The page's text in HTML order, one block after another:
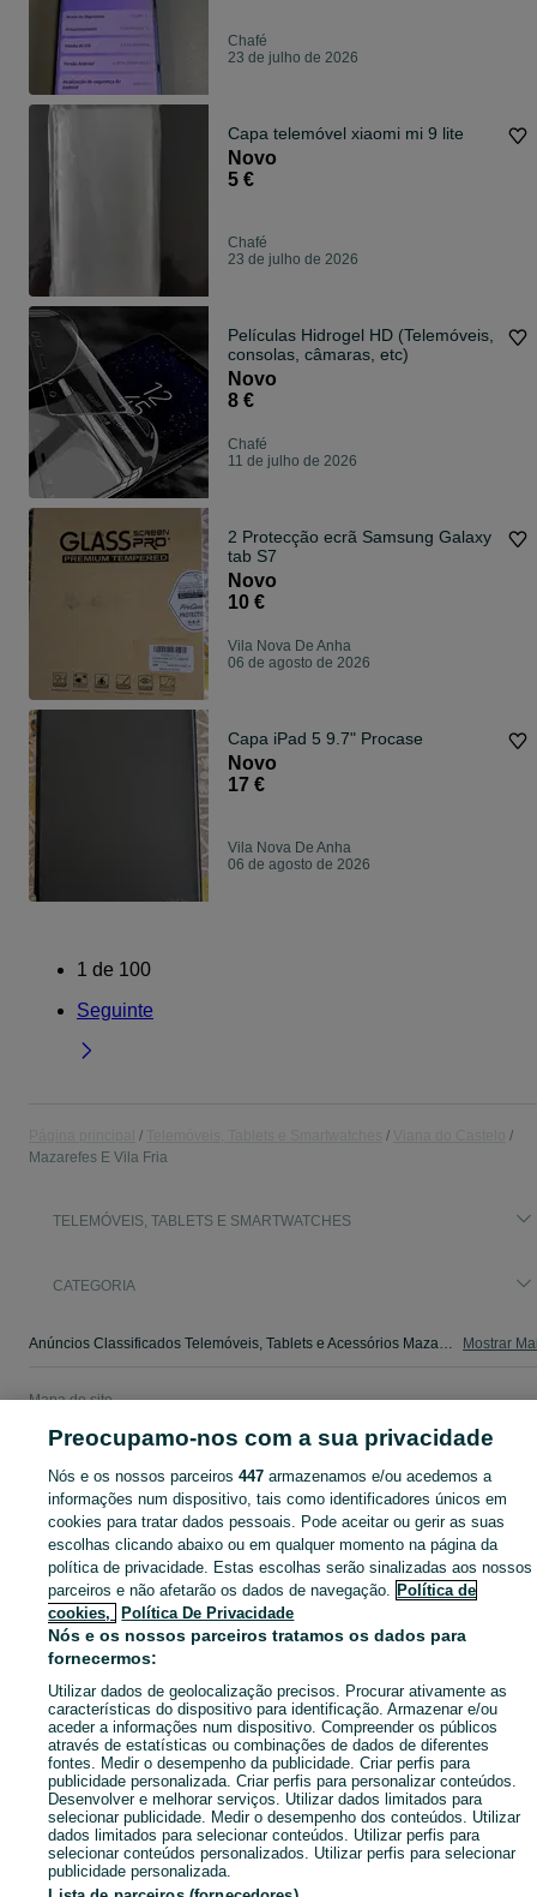
Chafé
23 de julho de 2026
Capa telemóvel xiaomi mi 9 lite
Novo
5 €
Chafé
23 de julho de 2026
Películas Hidrogel HD (Telemóveis,
consolas, câmaras, etc)
Novo
8 €
Chafé
11 de julho de 2026
2 Protecção ecrã Samsung Galaxy
tab S7
Novo
10 €
Vila Nova De Anha
06 de agosto de 2026
Capa iPad 5 9.7" Procase
Novo
17 €
Vila Nova De Anha
06 de agosto de 2026
1 de 100
Seguinte
Mazarefes E Vila Fria
TELEMÓVEIS, TABLETS E SMARTWATCHES
CATEGORIA
Anúncios Classificados Telemóveis, Tablets e Acessórios Mazarefes E Vila Fria. Veja os anúncios ou publique o seu anúncio grátis no OLX Portugal. Mostrar
Mapa do site
Mapa das freguesias
Pesquisas populares
Preocupamo-nos com a sua privacidade
Nós e os nossos parceiros447 armazenamos e/ou acedemos a
informações num dispositivo, tais como identificadores únicos em
cookies para tratar dados pessoais. Pode aceitar ou gerir as suas
escolhas clicando abaixo ou em qualquer momento na página da
política de privacidade. Estas escolhas serão sinalizadas aos nossos
parceiros e não afetarão os dados de navegação. Política de
cookies,
Política De Privacidade
Nós e os nossos parceiros tratamos os dados para
fornecermos:
Utilizar dados de geolocalização precisos. Procurar ativamente as
características do dispositivo para identificação. Armazenar e/ou
aceder a informações num dispositivo. Compreender os públicos
através de estatísticas ou combinações de dados de diferentes
fontes. Medir o desempenho da publicidade. Criar perfis para
publicidade personalizada. Criar perfis para personalizar conteúdos.
Desenvolver e melhorar serviços. Utilizar dados limitados para
selecionar publicidade. Medir o desempenho dos conteúdos. Utilizar
dados limitados para selecionar conteúdos. Utilizar perfis para
selecionar conteúdos personalizados. Utilizar perfis para selecionar
publicidade personalizada.